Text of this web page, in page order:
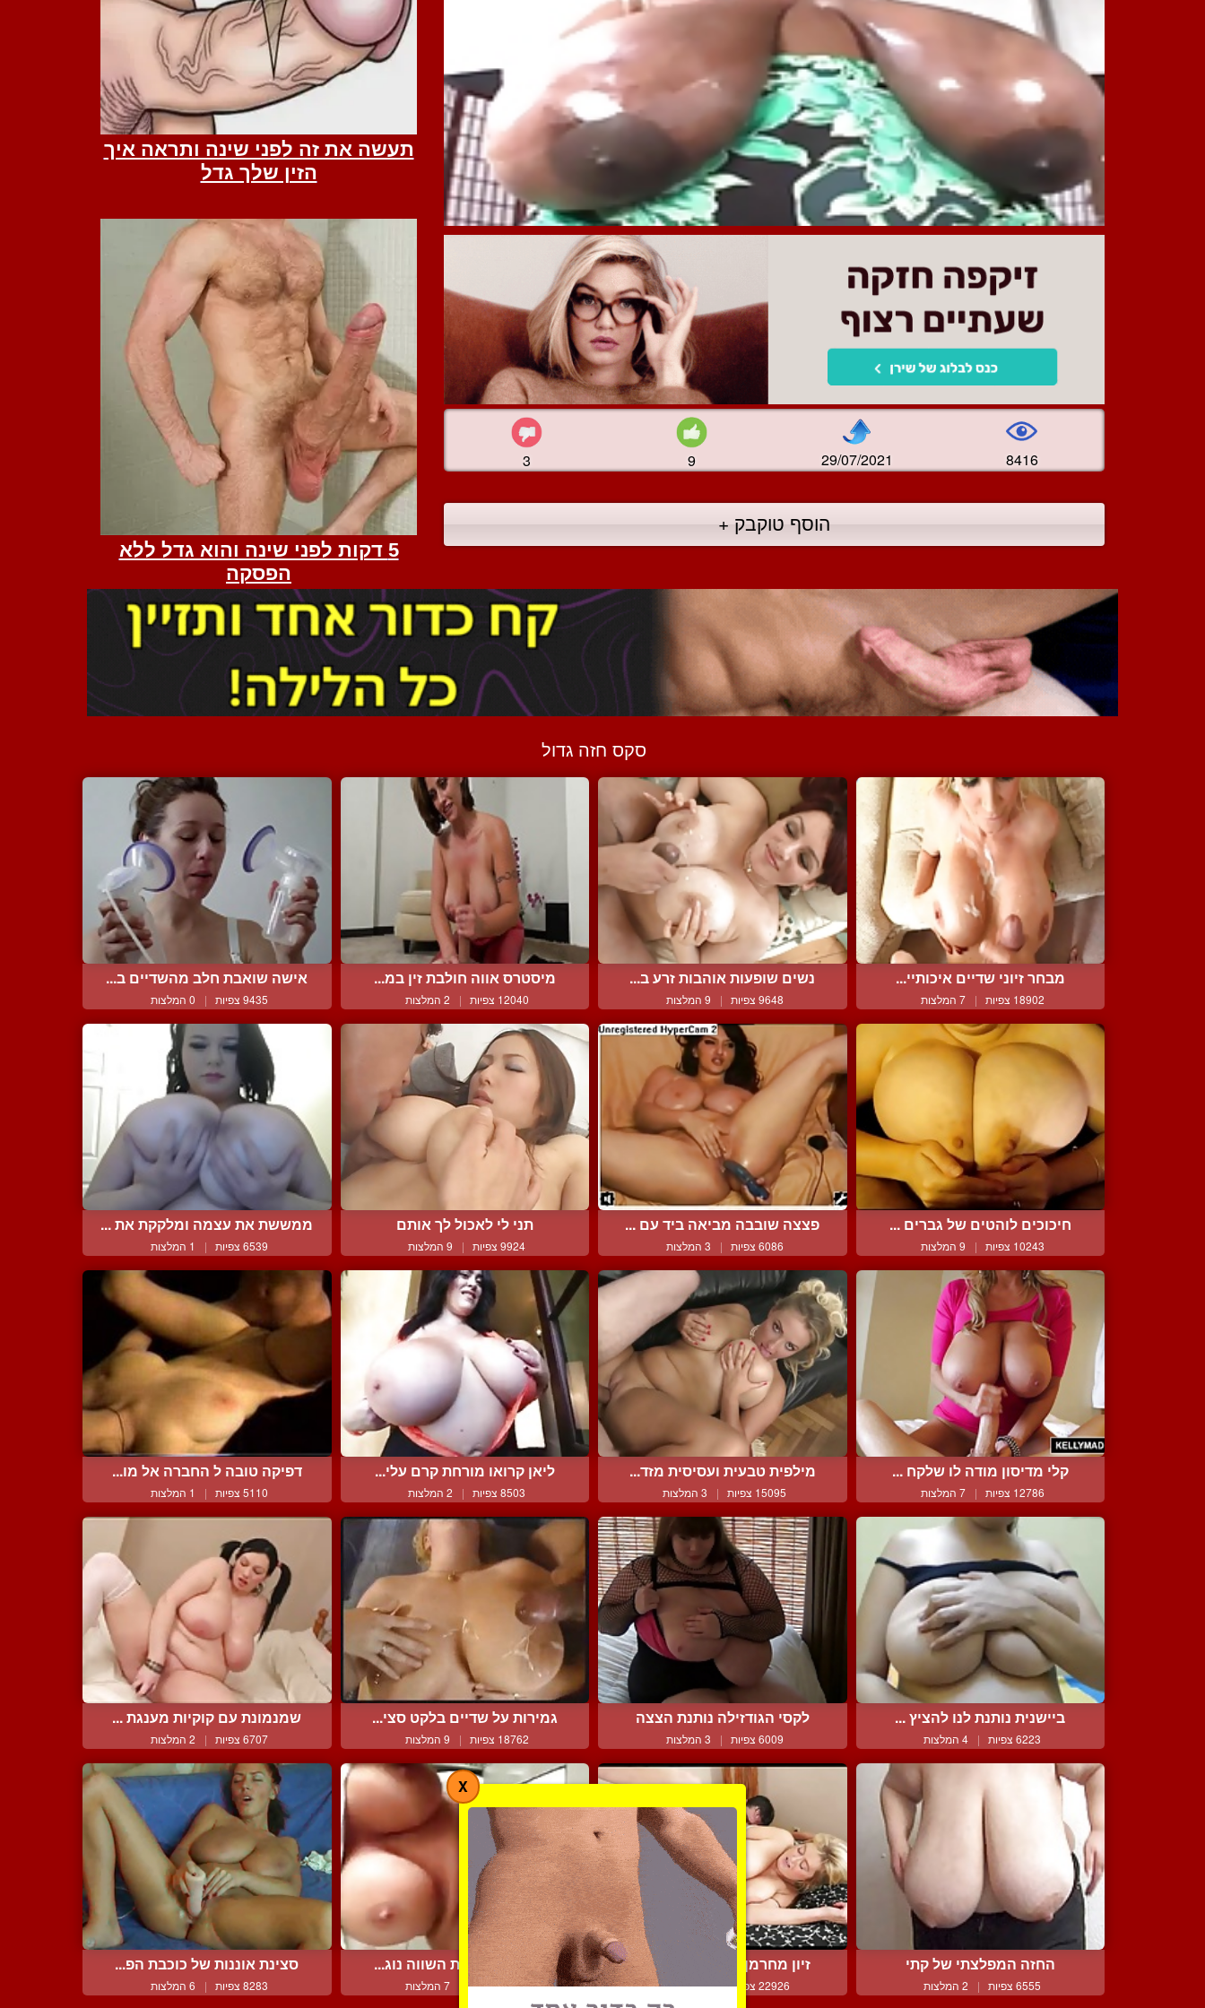
3 9 29/07/2021 8416
הוסף טוקבק +
סקס חזה גדול
מבחר זיוני שדיים איכותיי...
18902 צפיות | 7 המלצות
נשים שופעות אוהבות זרע ב...
9648 צפיות | 9 המלצות
מיסטרס אווה חולבת זין במ...
12040 צפיות | 2 המלצות
אישה שואבת חלב מהשדיים ב...
9435 צפיות | 0 המלצות
חיכוכים לוהטים של גברים ...
10243 צפיות | 9 המלצות
פצצה שובבה מביאה ביד עם ...
6086 צפיות | 3 המלצות
תני לי לאכול לך אותם
9924 צפיות | 9 המלצות
ממששת את עצמה ומלקקת את ...
6539 צפיות | 1 המלצות
קלי מדיסון מודה לו שלקח ...
12786 צפיות | 7 המלצות
מילפית טבעית ועסיסית מזד...
15095 צפיות | 3 המלצות
ליאן קרואו מורחת קרם עלי...
8503 צפיות | 2 המלצות
דפיקה טובה ל החברה אל מו...
5110 צפיות | 1 המלצות
ביישנית נותנת לנו להציץ ...
6223 צפיות | 4 המלצות
לקסי הגודזילה נותנת הצצה
6009 צפיות | 3 המלצות
גמירות על שדיים בלקט סצי...
18762 צפיות | 9 המלצות
שמנמונת עם קוקיות מענגת ...
6707 צפיות | 2 המלצות
החזה המפלצתי של קתי
6555 צפיות | 2 המלצות
זיון מחרמן של אישה וגבר ...
22926 צפיות | 18 המלצות
חן טל הישראלית השווה נוג...
16467 צפיות 7 המלצות
סצינת אוננות של כוכבת הפ...
8283 צפיות | 6 המלצות
X